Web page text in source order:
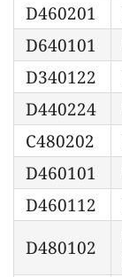
D460201
D640101
D340122
D440224
C480202
D460101
D460112
D480102